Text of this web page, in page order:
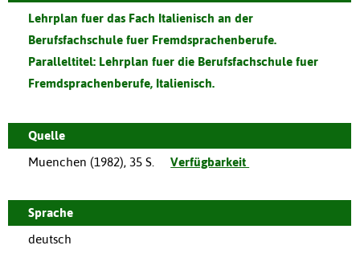
Lehrplan fuer das Fach Italienisch an der
Berufsfachschule fuer Fremdsprachenberufe.
Paralleltitel: Lehrplan fuer die Berufsfachschule fuer
Fremdsprachenberufe, Italienisch.
Quelle
Muenchen (1982), 35 S. Verfügbarkeit
Sprache
deutsch